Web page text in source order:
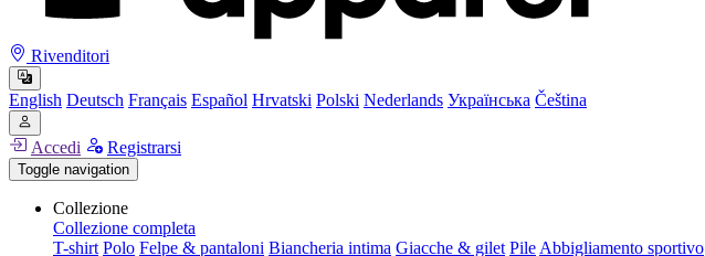
Rivenditori
English Deutsch Français Español Hrvatski Polski Nederlands Українська Čeština
Accedi Registrarsi
Toggle navigation
Collezione
Collezione completa
T-shirt Polo Felpe & pantaloni Biancheria intima Giacche & gilet Pile Abbigliamento sportivo